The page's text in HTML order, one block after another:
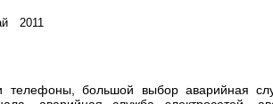
2011
большой выбор аварийная